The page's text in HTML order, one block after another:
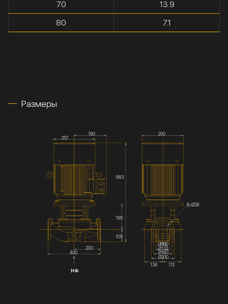
70
13.9
80
7.1
Размеры
DN80
190 200
257
683
8-Ø18
195
105
200
400
Ø132
Ø160
Ø200
134
112
НФ